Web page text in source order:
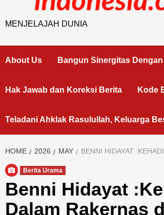
MENJELAJAH DUNIA
About Us Bangun Sinergitas
Hak Jawab dan Koreksi Berita Kode
Teladani Ahklak Rasulullah, Keluarga
HOME 2026 MAY BENNI HIDAYAT
Berita Urama
Benni Hidayat
Dalam Rakernas